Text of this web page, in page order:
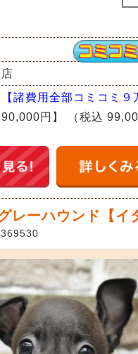
諸費用全部コミコミ９
90,000円】 （税込
レーハウンド【イ